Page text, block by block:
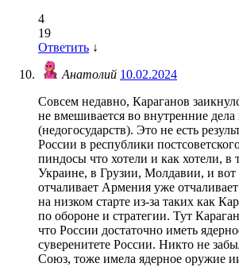
4
19
Ответить ↓
Анатолий 10.02.2024
Совсем недавно, Караганов
не вмешивается во внутренние дела
(недогосударств). Это не есть
России в республики
пиндосы что хотели и как хотели, в
Украине, в Грузии, Молдавии, и вот
отчаливает Армения уже
на низком старте из-за таких как
по обороне и стратегии. Тут
что России достаточно иметь
суверенитете России. Никто не
Союз, тоже имела ядерное оружие